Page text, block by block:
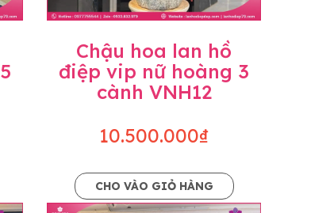
Chậu hoa lan hồ
điệp vip nữ hoàng 3
cành VNH12
10.500.000₫
CHO VÀO GIỎ HÀNG